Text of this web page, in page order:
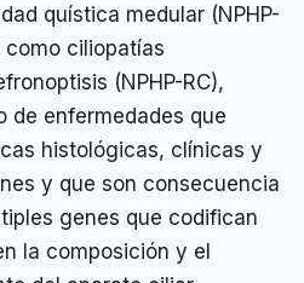
quística medular (NPHP-
ciliopatías
(NPHP-RC),
de enfermedades que
histológicas, clínicas y
y que son consecuencia
genes que codifican
la composición y el